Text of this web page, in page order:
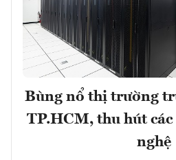
Bùng nổ thị trường
TP.HCM, thu hút các
nghệ